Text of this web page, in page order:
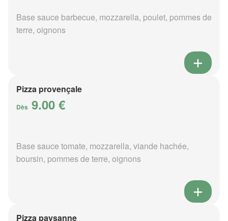
Base sauce barbecue, mozzarella, poulet, pommes de
terre, oignons
Pizza provençale
Dès 9.00 €
Base sauce tomate, mozzarella, viande hachée,
boursin, pommes de terre, oignons
Pizza paysanne